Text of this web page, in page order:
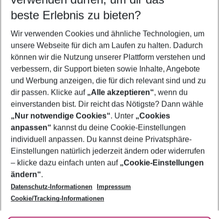
5-8 Nächte
2 Erwachsene Keine Kinder
Mehr Filter anzeigen
Footer
Footer navigation
Über uns
AGB
Bestpreisgarantie
Cookie-Einstellungen ändern
Cookie-Richtlinie
Agenturbetreuung
Barrierefreies Reisen
Folge uns
beste Erlebnis zu bieten?
Wir verwenden Cookies und ähnliche Technologien, um
unsere Webseite für dich am Laufen zu halten. Dadurch
können wir die Nutzung unserer Plattform verstehen und
verbessern, dir Support bieten sowie Inhalte, Angebote
und Werbung anzeigen, die für dich relevant sind und zu
dir passen. Klicke auf „Alle akzeptieren“, wenn du
einverstanden bist. Dir reicht das Nötigste? Dann wähle
„Nur notwendige Cookies“. Unter „Cookies
anpassen“ kannst du deine Cookie-Einstellungen
individuell anpassen. Du kannst deine Privatsphäre-
Einstellungen natürlich jederzeit ändern oder widerrufen
– klicke dazu einfach unten auf „Cookie-Einstellungen
ändern“.
Datenschutz-Informationen
Impressum
Cookie/Tracking-Informationen